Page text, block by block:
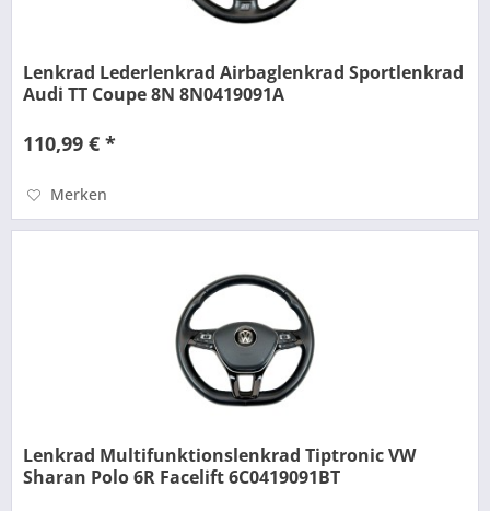
Lenkrad Lederlenkrad Airbaglenkrad Sportlenkrad
Audi TT Coupe 8N 8N0419091A
110,99 € *
Merken
Lenkrad Multifunktionslenkrad Tiptronic VW
Sharan Polo 6R Facelift 6C0419091BT